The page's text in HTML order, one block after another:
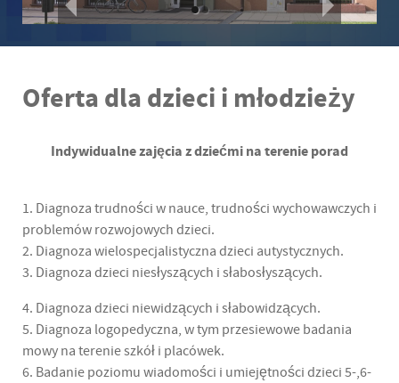
Oferta dla dzieci i młodzieży
Indywidualne zajęcia z dziećmi na terenie porad
1. Diagnoza trudności w nauce, trudności wychowawczych i
problemów rozwojowych dzieci.
2. Diagnoza wielospecjalistyczna dzieci autystycznych.
3. Diagnoza dzieci niesłyszących i słabosłyszących.
4. Diagnoza dzieci niewidzących i słabowidzących.
5. Diagnoza logopedyczna, w tym przesiewowe badania
mowy na terenie szkół i placówek.
6. Badanie poziomu wiadomości i umiejętności dzieci 5-,6-